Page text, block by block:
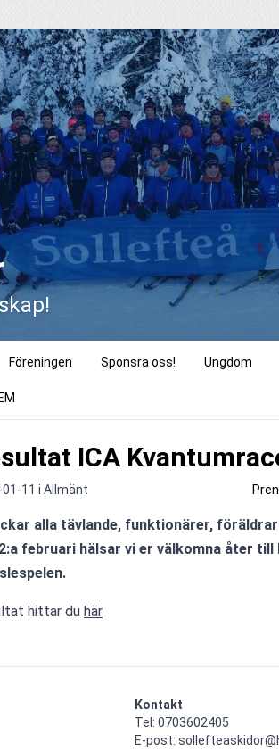
Föreningen Sponsra oss! Ungdom
ICA
11 i Allmänt
alla tävlande, funktionärer,
februari hälsar vi er välkomna åter
hittar du här
Kontakt
Tel: 0703602405
E-post: